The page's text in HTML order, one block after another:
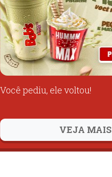
Você pediu, ele voltou!
VEJA MAIS